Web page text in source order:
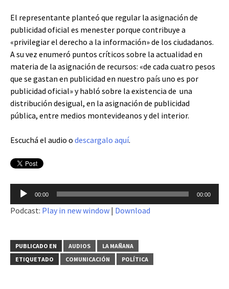
El representante planteó que regular la asignación de
publicidad oficial es menester porque contribuye a
«privilegiar el derecho a la información» de los ciudadanos.
A su vez enumeró puntos críticos sobre la actualidad en
materia de la asignación de recursos: «de cada cuatro pesos
que se gastan en publicidad en nuestro país uno es por
publicidad oficial» y habló sobre la existencia de una
distribución desigual, en la asignación de publicidad
pública, entre medios montevideanos y del interior.
Escuchá el audio o descargalo aquí.
Reproductor
audio
00:00 00:00
Podcast: Play in new window | Download
PUBLICADO EN AUDIOS
LA MAÑANA
ETIQUETADO
COMUNICACIÓN POLÍTICA